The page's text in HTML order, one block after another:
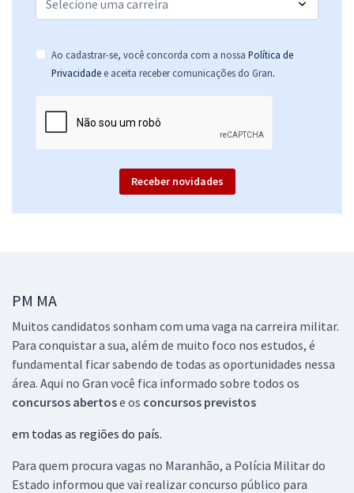
Ao cadastrar-se, você concorda com a nossa Política de
Privacidade e aceita receber comunicações do Gran.
Receber novidades
PM MA
Muitos candidatos sonham com uma vaga na carreira militar.
Para conquistar a sua, além de muito foco nos estudos, é
fundamental ficar sabendo de todas as oportunidades nessa
área. Aqui no Gran você fica informado sobre todos os
concursos abertose os concursos previstos
em todas as regiões do país.
Para quem procura vagas no Maranhão, a Polícia Militar do
Estado informou que vai realizar concurso público para